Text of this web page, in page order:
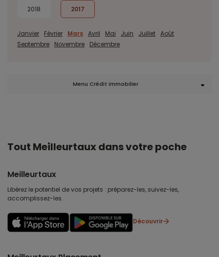
2018 2017
Janvier Février Mars Avril Mai Juin Juillet Août
Septembre
Novembre Décembre
Menu Crédit immobilier
Tout Meilleurtaux dans votre poche
Meilleurtaux
Libérez le potentiel de vos projets : préparez-les, suivez-les,
accomplissez-les.
Découvrir